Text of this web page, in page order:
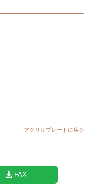
アクリルプレートに戻る
FAX